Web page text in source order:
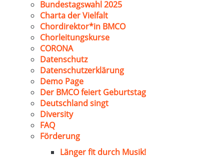
Bundestagswahl 2025
Charta der Vielfalt
Chordirektor*in BMCO
Chorleitungskurse
CORONA
Datenschutz
Datenschutzerklärung
Demo Page
Der BMCO feiert Geburtstag
Deutschland singt
Diversity
FAQ
Förderung
Länger fit durch Musik!